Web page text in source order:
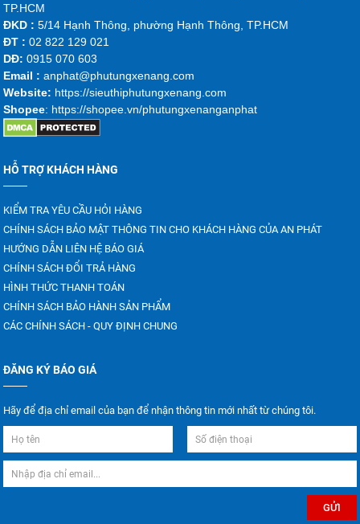
TP.HCM
ĐKD :5/14 Hạnh Thông, phường Hạnh Thông, TP.HCM
ĐT : 02 822 129 021
DĐ:0915 070 603
Email :anphat@phutungxenang.com
Website: https://sieuthiphutungxenang.com
Shopee: https://shopee.vn/phutungxenanganphat
HỖ TRỢ KHÁCH HÀNG
KIỂM TRA YÊU CẦU HỎI HÀNG
CHÍNH SÁCH BẢO MẬT THÔNG TIN CHO KHÁCH HÀNG CỦA AN PHÁT
HƯỚNG DẪN LIÊN HỆ BÁO GIÁ
CHÍNH SÁCH ĐỔI TRẢ HÀNG
HÌNH THỨC THANH TOÁN
CHÍNH SÁCH BẢO HÀNH SẢN PHẨM
CÁC CHÍNH SÁCH - QUY ĐỊNH CHUNG
ĐĂNG KÝ BÁO GIÁ
Hãy để địa chỉ email của bạn để nhận thông tin mới nhất từ chúng tôi.